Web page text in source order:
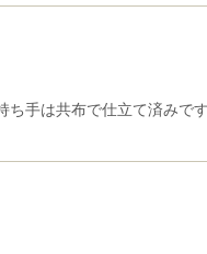
は共布で仕立て済みで